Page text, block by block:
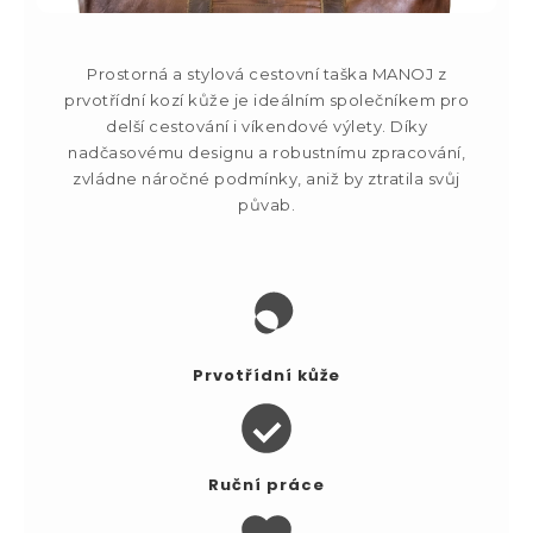
Prostorná a stylová cestovní taška MANOJ z
prvotřídní kozí kůže je ideálním společníkem pro
delší cestování i víkendové výlety. Díky
nadčasovému designu a robustnímu zpracování,
zvládne náročné podmínky, aniž by ztratila svůj
půvab.
Prvotřídní kůže
Ruční práce